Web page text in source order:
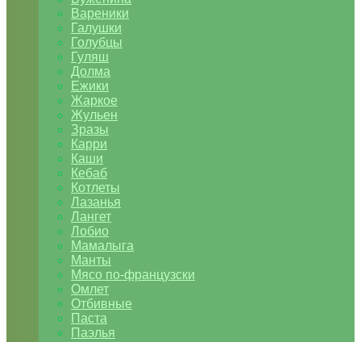
Вареники
Галушки
Голубцы
Гуляш
Долма
Ежики
Жаркое
Жульен
Зразы
Карри
Каши
Кебаб
Котлеты
Лазанья
Лангет
Лобио
Мамалыга
Манты
Мясо по-французски
Омлет
Отбивные
Паста
Паэлья